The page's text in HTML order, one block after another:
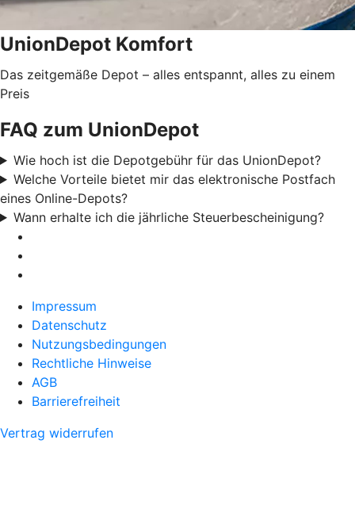
UnionDepot Komfort
Das zeitgemäße Depot – alles entspannt, alles zu einem
Preis
FAQ zum UnionDepot
Wie hoch ist die Depotgebühr für das UnionDepot?
Welche Vorteile bietet mir das elektronische Postfach
eines Online-Depots?
Wann erhalte ich die jährliche Steuerbescheinigung?
Impressum
Datenschutz
Nutzungsbedingungen
Rechtliche Hinweise
AGB
Barrierefreiheit
Vertrag widerrufen